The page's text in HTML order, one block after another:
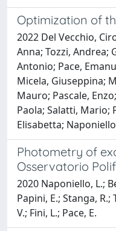
Optimization of
2022 Del Vecchio,
Anna; Tozzi, Andrea;
Antonio; Pace,
Micela, Giuseppina;
Mauro; Pascale,
Paola; Salatti, Mario;
Elisabetta;
Photometry of
Osservatorio
2020 Naponiello, L.;
Papini, E.; Stanga,
V.; Fini, L.; Pace, E.